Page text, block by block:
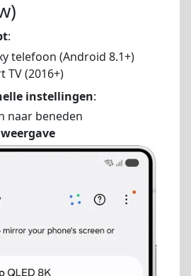
:
telefoon (Android 8.1+)
TV (2016+)
instellingen:
naar beneden